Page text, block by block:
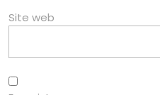
Site web